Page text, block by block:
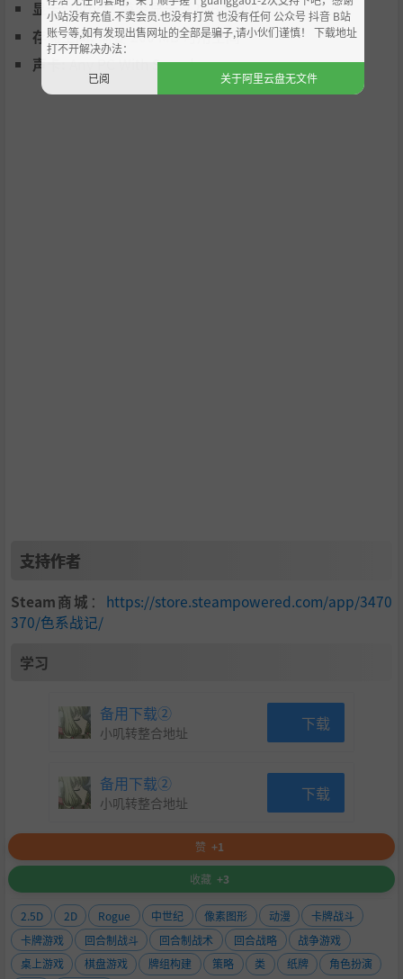
100+强大的圣遗物！
八大职业派系
显卡:DirectX 兼容显卡（2GB VRAM）
存储空间:需要 200 MB 可用空间
声卡:
Any PC With Sound
支持作者
Steam商城 ： https://store.steampowered.com/app/3470
370/色系战记/
学习
备用下载②
小叽转整合地址 下载
备用下载②
小叽转整合地址 下载
赞 +1
收藏 +3
2.5D 2D Rogue 中世纪 像素图形 动漫
卡牌战斗
卡牌游戏
回合制战斗 回合制战术 回合战略
战争游戏
桌上游戏
棋盘游戏 牌组构建 策略 类 纸牌
角色扮演
小站没有充值.不卖会员.也没有打赏 也没有任何 公众号 抖音 B站
账号等,如有发现出售网址的全部是骗子,请小伙们谨慎！ 下载地址
打不开解决办法：
已阅
关于阿里云盘无文件